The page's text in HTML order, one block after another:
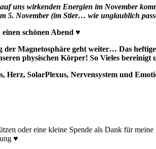
uns wirkenden Energien im November
5. November (im Stier… wie unglaublich
schönen Abend ♥
der Magnetosphäre geht weiter… Das
physischen Körper! So Vieles
Herz, SolarPlexus, Nervensystem und
oder eine kleine Spende als Dank für
♥